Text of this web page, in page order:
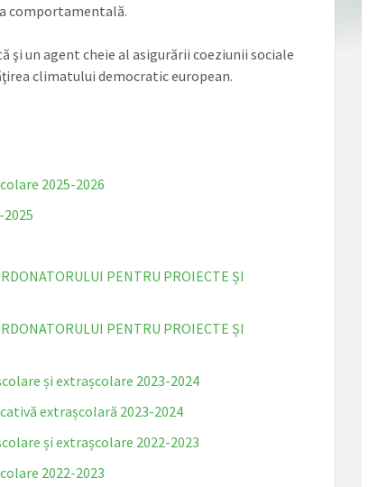
comportamentală.
şi un agent cheie al asigurării coeziunii sociale
climatului democratic european.
2025-2026
PENTRU PROIECTE ȘI
PENTRU PROIECTE ȘI
și extrașcolare 2023-2024
extrașcolară 2023-2024
și extrașcolare 2022-2023
2022-2023